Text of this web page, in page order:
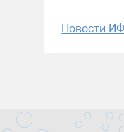
Новости